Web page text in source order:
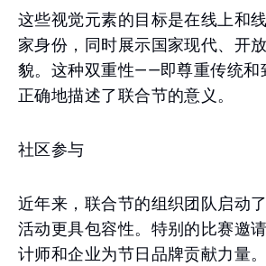
这些视觉元素的目标是在线上和
家身份，同时展示国家现代、开
貌。这种双重性——即尊重传统
正确地描述了联合节的意义。
社区参与
近年来，联合节的组织团队启动
活动更具包容性。特别的比赛邀
计师和企业为节日品牌贡献力量